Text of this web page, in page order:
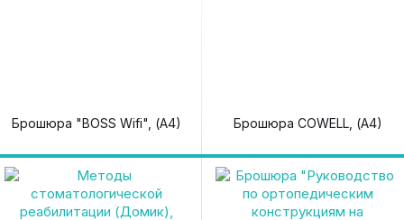
Брошюра "BOSS Wifi", (А4) Брошюра COWELL, (А4)